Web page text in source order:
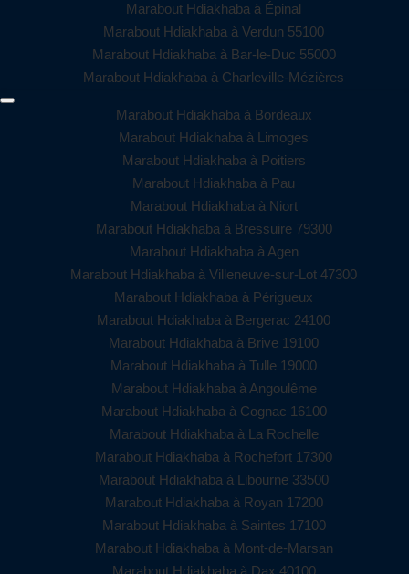
Marabout Hdiakhaba à Épinal
Marabout Hdiakhaba à Verdun 55100
Marabout Hdiakhaba à Bar-le-Duc 55000
Marabout Hdiakhaba à Charleville-Mézières
Marabout Hdiakhaba à Bordeaux
Marabout Hdiakhaba à Limoges
Marabout Hdiakhaba à Poitiers
Marabout Hdiakhaba à Pau
Marabout Hdiakhaba à Niort
Marabout Hdiakhaba à Bressuire 79300
Marabout Hdiakhaba à Agen
Marabout Hdiakhaba à Villeneuve-sur-Lot 47300
Marabout Hdiakhaba à Périgueux
Marabout Hdiakhaba à Bergerac 24100
Marabout Hdiakhaba à Brive 19100
Marabout Hdiakhaba à Tulle 19000
Marabout Hdiakhaba à Angoulême
Marabout Hdiakhaba à Cognac 16100
Marabout Hdiakhaba à La Rochelle
Marabout Hdiakhaba à Rochefort 17300
Marabout Hdiakhaba à Libourne 33500
Marabout Hdiakhaba à Royan 17200
Marabout Hdiakhaba à Saintes 17100
Marabout Hdiakhaba à Mont-de-Marsan